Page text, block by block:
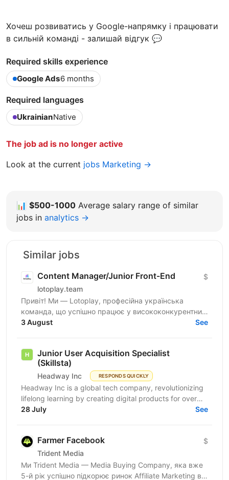
Хочеш розвиватись у Google-напрямку і працювати
в сильній команді - залишай відгук 💬
Required skills experience
Google Ads6 months
Required languages
UkrainianNative
The job ad is no longer active
Look at the current jobs Marketing →
📊 $500-1000 Average salary range of similar
jobs in analytics →
Similar jobs
Content Manager/Junior Front-End
lotoplay.team
$
Привіт! Ми — Lotoplay, професійна українська
команда, що успішно працює у висококонкурентних
нішах. Ми нерозривно пов’язані з affiliate
3 August See
Junior User Acquisition Specialist
(Skillsta)
Headway Inc RESPONDS QUICKLY
Headway Inc is a global tech company, revolutionizing
lifelong learning by creating digital products for over
150 million users worldwide. Our mission is to...
28 July See
Farmer Facebook
Trident Media
$
Ми Trident Media — Media Buying Company, яка вже
5-й рік успішно підкорює ринок Affiliate Marketing в